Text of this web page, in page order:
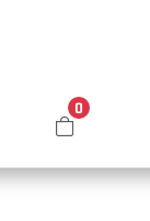
0